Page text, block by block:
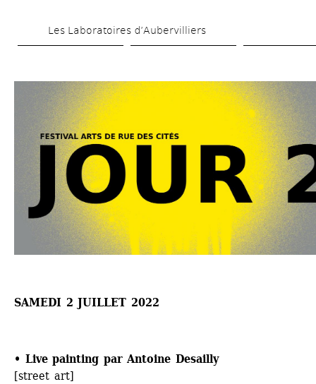
au
principal
Les Laboratoires d’Aubervilliers
SAMEDI 2 JUILLET 2022
• Live painting par Antoine Desailly
[street art]